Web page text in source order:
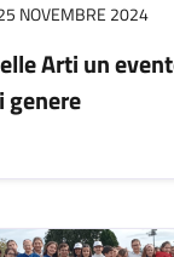
NOVEMBRE 2024
Arti un
genere